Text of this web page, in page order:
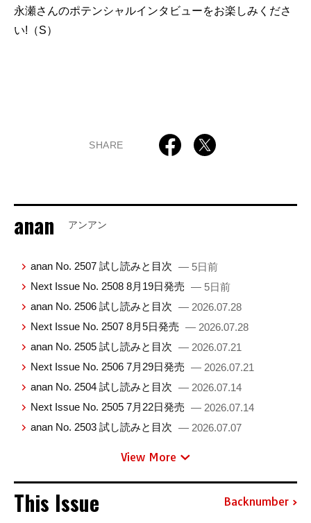
永瀬さんのポテンシャルインタビューをお楽しみくださ
い!（S）
SHARE
anan アンアン
anan No. 2507 試し読みと目次 — 5日前
Next Issue No. 2508 8月19日発売 — 5日前
anan No. 2506 試し読みと目次 — 2026.07.28
Next Issue No. 2507 8月5日発売 — 2026.07.28
anan No. 2505 試し読みと目次 — 2026.07.21
Next Issue No. 2506 7月29日発売 — 2026.07.21
anan No. 2504 試し読みと目次 — 2026.07.14
Next Issue No. 2505 7月22日発売 — 2026.07.14
anan No. 2503 試し読みと目次 — 2026.07.07
View More
This Issue Backnumber